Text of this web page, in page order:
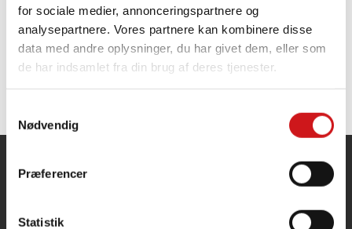
for sociale medier, annonceringspartnere og
analysepartnere. Vores partnere kan kombinere disse
data med andre oplysninger, du har givet dem, eller som
de har indsamlet fra din brug af deres tjenester.
Nødvendig
Præferencer
Statistik
Bredde:250 mm
Vægt:6,75 kg